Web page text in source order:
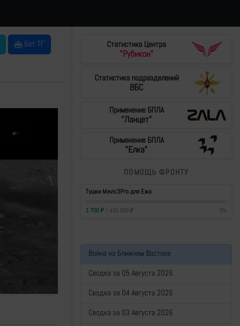
Бот ТГ
Статистика Центра
"Рубикон"
Статистика подразделений
ВБС
Применение БПЛА
"Ланцет"
Применение БПЛА
"Елка"
ПОМОЩЬ ФРОНТУ
Тушки Mavic3Pro для Ежа
1 700₽/ 430 000 ₽ 0%
Война на Ближнем Востоке
Сводка за 05 Августа 2026
Сводка за 04 Августа 2026
Сводка за 03 Августа 2026